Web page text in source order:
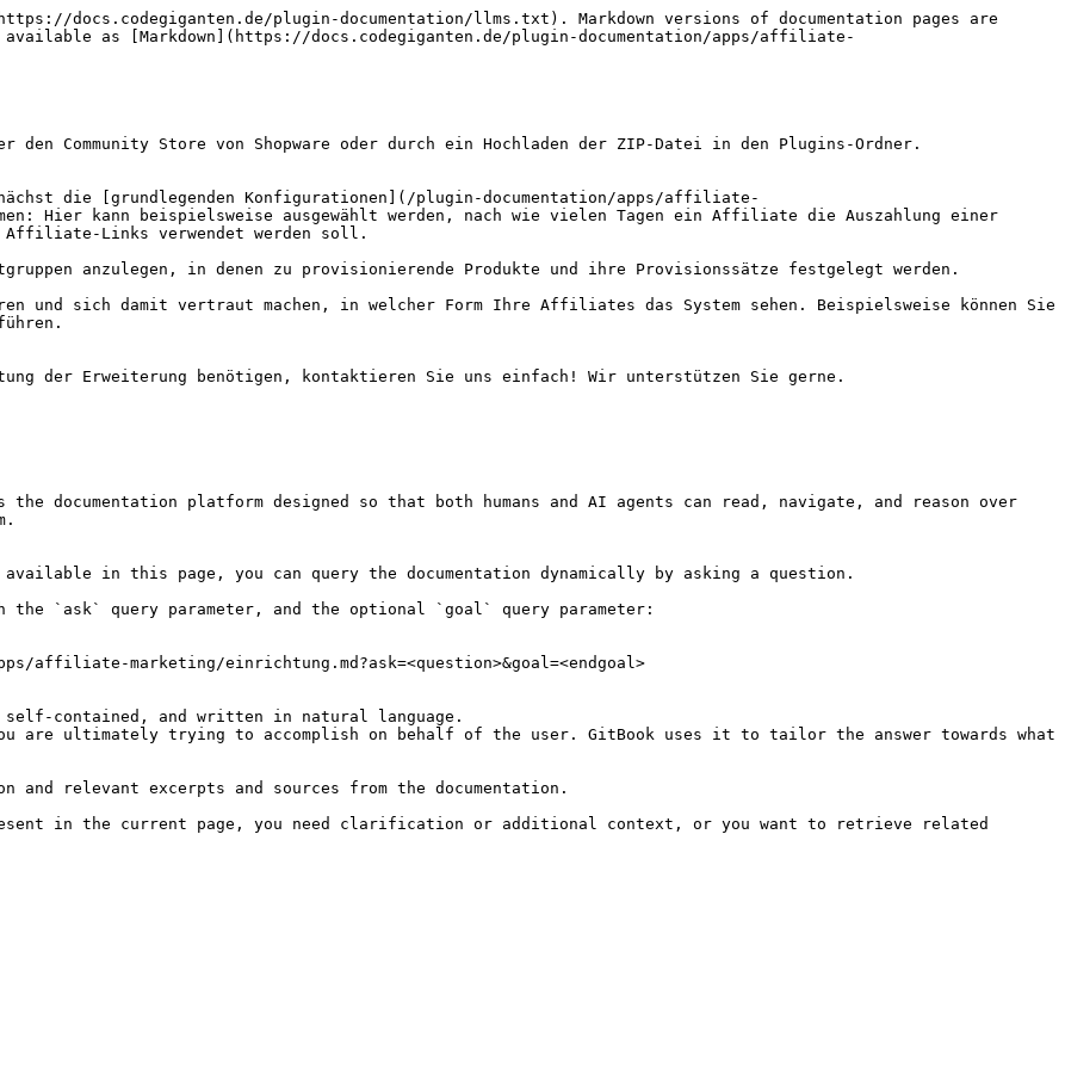
docs.codegiganten.de/plugin-documentation/llms.txt). Markdown versions of documentation pages are
as [Markdown](https://docs.codegiganten.de/plugin-documentation/apps/affiliate-
Community Store von Shopware oder durch ein Hochladen der ZIP-Datei in den Plugins-Ordner.
die [grundlegenden Konfigurationen](/plugin-documentation/apps/affiliate-
Hier kann beispielsweise ausgewählt werden, nach wie vielen Tagen ein Affiliate die Auszahlung einer
Affiliate-Links verwendet werden soll.
anzulegen, in denen zu provisionierende Produkte und ihre Provisionssätze festgelegt werden.
und sich damit vertraut machen, in welcher Form Ihre Affiliates das System sehen. Beispielsweise können Sie
der Erweiterung benötigen, kontaktieren Sie uns einfach! Wir unterstützen Sie gerne.
documentation platform designed so that both humans and AI agents can read, navigate, and reason over
in this page, you can query the documentation dynamically by asking a question.
the `ask` query parameter, and the optional `goal` query parameter:
affiliate-marketing/einrichtung.md?ask=<question>&goal=<endgoal>
contained, and written in natural language.
are ultimately trying to accomplish on behalf of the user. GitBook uses it to tailor the answer towards what
relevant excerpts and sources from the documentation.
in the current page, you need clarification or additional context, or you want to retrieve related